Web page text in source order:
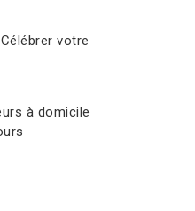
votre
à domicile